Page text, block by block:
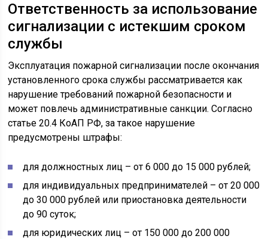
Ответственность за использование
сигнализации с истекшим сроком
службы
Эксплуатация пожарной сигнализации после окончания
установленного срока службы рассматривается как
нарушение требований пожарной безопасности и
может повлечь административные санкции. Согласно
статье 20.4 КоАП РФ, за такое нарушение
предусмотрены штрафы:
для должностных лиц – от 6 000 до 15 000 рублей;
для индивидуальных предпринимателей – от 20 000
до 30 000 рублей или приостановка деятельности
до 90 суток;
для юридических лиц – от 150 000 до 200 000